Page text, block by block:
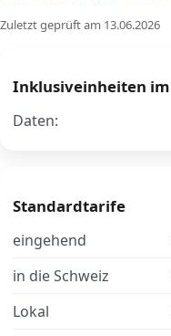
News
Über uns
Datenschutz
Zuletzt geprüft am 13.06.2026
Inklusiveinheiten im
Daten:
Standardtarife
eingehend
in die Schweiz
Lokal